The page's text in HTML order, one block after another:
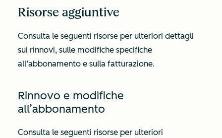
Risorse aggiuntive
Consulta le seguenti risorse per ulteriori dettagli
sui rinnovi, sulle modifiche specifiche
all’abbonamento e sulla fatturazione.
Rinnovo e modifiche
all’abbonamento
Consulta le seguenti risorse per ulteriori